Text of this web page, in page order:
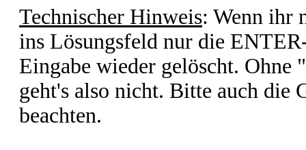
Technischer Hinweis: Wenn ihr
ins Lösungsfeld nur die
Eingabe wieder gelöscht.
geht's also nicht. Bitte auch die
beachten.